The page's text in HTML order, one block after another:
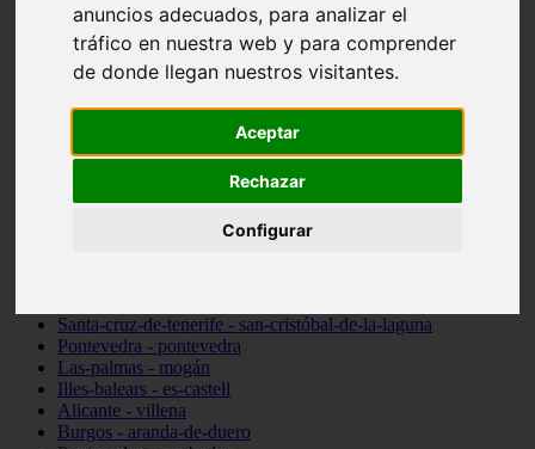
anuncios adecuados, para analizar el
tráfico en nuestra web y para comprender
de donde llegan nuestros visitantes.
Aceptar
Rechazar
Configurar
Madrid - leganés
Almería - roquetas-de-mar
Girona - tossa-de-mar
Barcelona - sant-cugat-del-vallès
Alicante - l39alfàs-del-pi
Barcelona - vilanova-i-la-geltrú
Illes-balears - alcúdia
Illes-balears - sant-antoni-de-portmany
Santa-cruz-de-tenerife - san-cristóbal-de-la-laguna
Pontevedra - pontevedra
Las-palmas - mogán
Illes-balears - es-castell
Alicante - villena
Burgos - aranda-de-duero